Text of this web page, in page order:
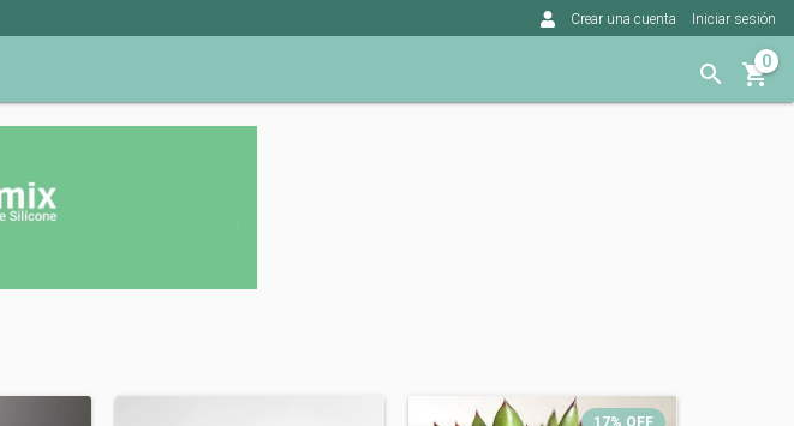
Crear una cuenta Iniciar sesión
0
17% OFF